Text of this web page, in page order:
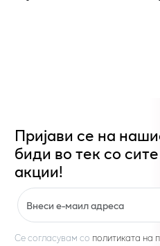
Пријави се на
биди во тек со
акции!
Се согласувам со политиката на